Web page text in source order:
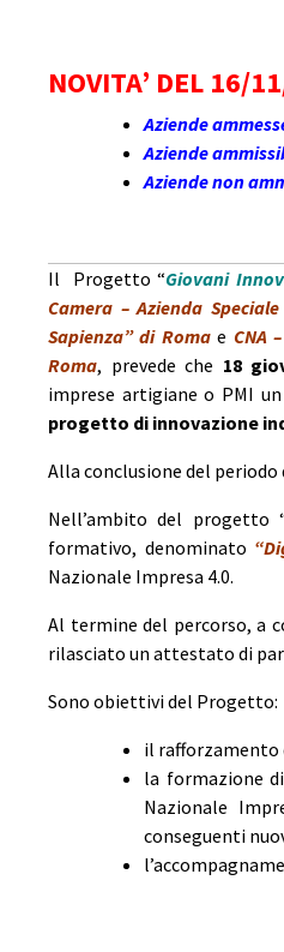
NOVITA’ DEL 16/
Aziende
Aziende
Aziende non
Il Progetto “Giovani
Camera – Azienda
Sapienza” di Romae CNA
Roma, prevede che 18
imprese artigiane o PMI un
progetto di innovazione
Alla conclusione del
Nell’ambito del progetto
formativo, denominato
Nazionale Impresa 4.0.
Al termine del percorso, a
rilasciato un attestato di
Sono obiettivi del Progetto:
il rafforzamento
la formazione
Nazionale
conseguenti